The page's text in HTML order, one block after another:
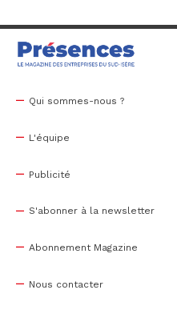
Qui sommes-nous ?
L'équipe
Publicité
S'abonner à la newsletter
Abonnement Magazine
Nous contacter